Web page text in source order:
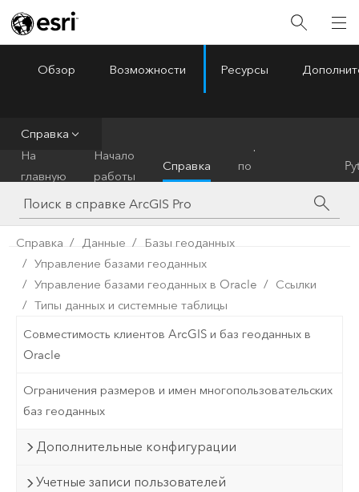
ArcGIS Pro
Обзор Возможности Ресурсы
Справка
На
главную
Начало
работы
Справка
по
инструментам
Справка Данные
Базы геоданных
Управление базами геоданных
Управление базами геоданных в Oracle
Ссылки
Типы данных и системные таблицы
Совместимость клиентов ArcGIS и баз геоданных в
Oracle
Ограничения размеров и имен многопользовательских
баз геоданных
Дополнительные конфигурации
Учетные записи пользователей